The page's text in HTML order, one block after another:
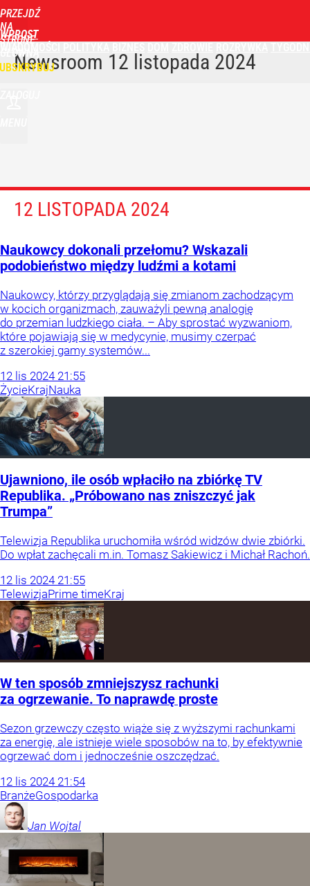
PRZEJDŹ
NA
STRONĘ
GŁÓWNĄ
WPROST
Newsroom 12 listopada 2024
12 LISTOPADA 2024
Naukowcy dokonali przełomu? Wskazali
podobieństwo między ludźmi a kotami
Naukowcy, którzy przyglądają się zmianom zachodzącym
w kocich organizmach, zauważyli pewną analogię
do przemian ludzkiego ciała. – Aby sprostać wyzwaniom,
które pojawiają się w medycynie, musimy czerpać
z szerokiej gamy systemów...
12 lis 2024 21:55
ŻycieKrajNauka
Ujawniono, ile osób wpłaciło na zbiórkę TV
Republika. „Próbowano nas zniszczyć jak
Trumpa”
Telewizja Republika uruchomiła wśród widzów dwie zbiórki.
Do wpłat zachęcali m.in. Tomasz Sakiewicz i Michał Rachoń.
12 lis 2024 21:55
TelewizjaPrime timeKraj
W ten sposób zmniejszysz rachunki
za ogrzewanie. To naprawdę proste
Sezon grzewczy często wiąże się z wyższymi rachunkami
za energię, ale istnieje wiele sposobów na to, by efektywnie
ogrzewać dom i jednocześnie oszczędzać.
12 lis 2024 21:54
BranżeGospodarka
Jan Wojtal